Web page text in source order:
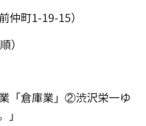
仲町1-19-15）
）
「倉庫業」②渋沢栄一ゆ